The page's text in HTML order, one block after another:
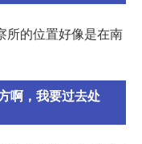
所的位置好像是在南
啊，我要过去处